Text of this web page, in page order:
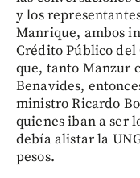
y los
Manrique, ambos
Crédito Público del
que, tanto Manzur
Benavides,
ministro Ricardo
quienes iban a ser
debía alistar la
pesos.